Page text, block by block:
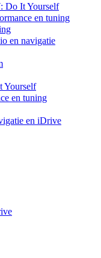
It Yourself
en tuning
en navigatie
en tuning
en iDrive